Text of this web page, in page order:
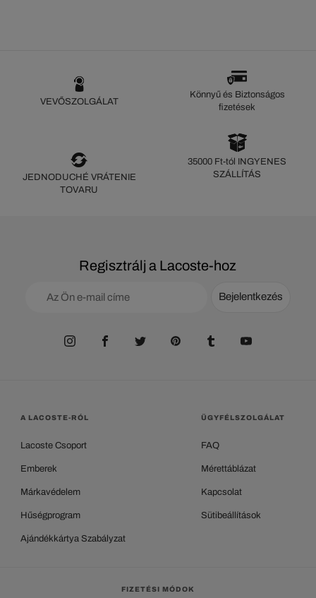
VEVŐSZOLGÁLAT
Könnyű és Biztonságos
fizetések
JEDNODUCHÉ VRÁTENIE
TOVARU
35000 Ft-tól INGYENES
SZÁLLÍTÁS
Regisztrálj a Lacoste-hoz
Bejelentkezés
A LACOSTE-RÓL
Lacoste Csoport
Emberek
Márkavédelem
Hűségprogram
Ajándékkártya Szabályzat
ÜGYFÉLSZOLGÁLAT
FAQ
Mérettáblázat
Kapcsolat
Sütibeállítások
FIZETÉSI MÓDOK